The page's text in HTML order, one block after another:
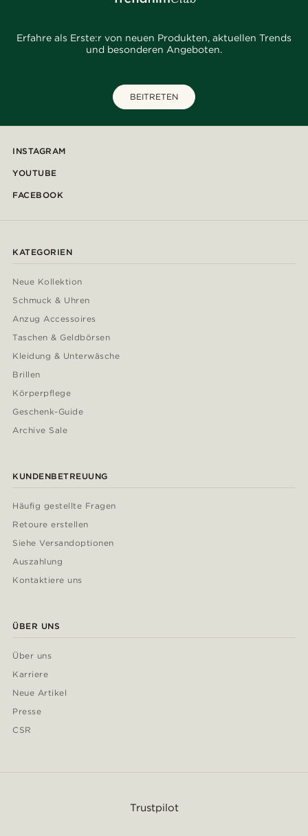
Erfahre als Erste:r von neuen Produkten, aktuellen Trends
und besonderen Angeboten.
BEITRETEN
INSTAGRAM
YOUTUBE
FACEBOOK
KATEGORIEN
Neue Kollektion
Schmuck & Uhren
Anzug Accessoires
Taschen & Geldbörsen
Kleidung & Unterwäsche
Brillen
Körperpflege
Geschenk-Guide
Archive Sale
KUNDENBETREUUNG
Häufig gestellte Fragen
Retoure erstellen
Siehe Versandoptionen
Auszahlung
Kontaktiere uns
ÜBER UNS
Über uns
Karriere
Neue Artikel
Presse
CSR
Trustpilot